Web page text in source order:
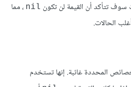
تتأكد أن القيمة لن تكون nil ، مما
المحددة غائبة. إنها تستخدم